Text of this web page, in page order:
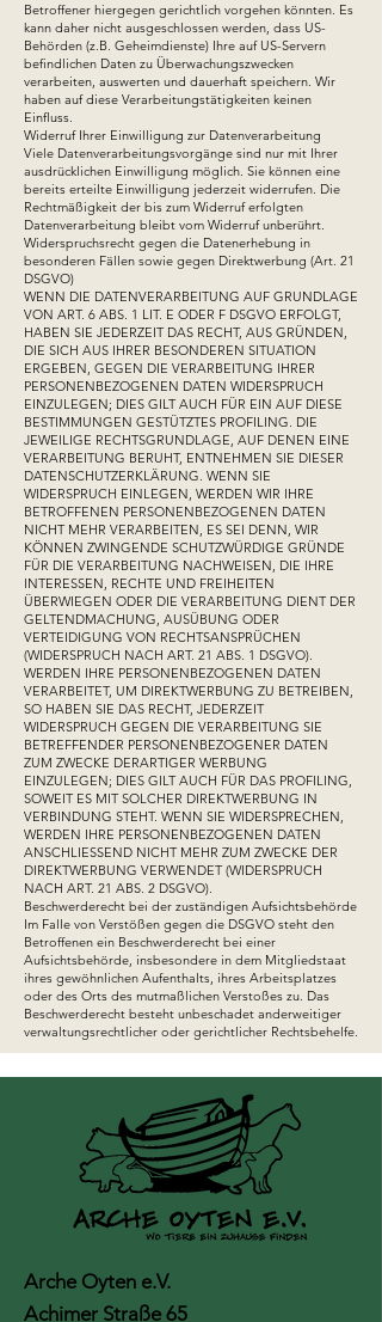
Betroffener hiergegen gerichtlich vorgehen könnten. Es
kann daher nicht ausgeschlossen werden, dass US-
Behörden (z.B. Geheimdienste) Ihre auf US-Servern
befindlichen Daten zu Überwachungszwecken
verarbeiten, auswerten und dauerhaft speichern. Wir
haben auf diese Verarbeitungstätigkeiten keinen
Einfluss.
Widerruf Ihrer Einwilligung zur Datenverarbeitung
Viele Datenverarbeitungsvorgänge sind nur mit Ihrer
ausdrücklichen Einwilligung möglich. Sie können eine
bereits erteilte Einwilligung jederzeit widerrufen. Die
Rechtmäßigkeit der bis zum Widerruf erfolgten
Datenverarbeitung bleibt vom Widerruf unberührt.
Widerspruchsrecht gegen die Datenerhebung in
besonderen Fällen sowie gegen Direktwerbung (Art. 21
DSGVO)
WENN DIE DATENVERARBEITUNG AUF GRUNDLAGE
VON ART. 6 ABS. 1 LIT. E ODER F DSGVO ERFOLGT,
HABEN SIE JEDERZEIT DAS RECHT, AUS GRÜNDEN,
DIE SICH AUS IHRER BESONDEREN SITUATION
ERGEBEN, GEGEN DIE VERARBEITUNG IHRER
PERSONENBEZOGENEN DATEN WIDERSPRUCH
EINZULEGEN; DIES GILT AUCH FÜR EIN AUF DIESE
BESTIMMUNGEN GESTÜTZTES PROFILING. DIE
JEWEILIGE RECHTSGRUNDLAGE, AUF DENEN EINE
VERARBEITUNG BERUHT, ENTNEHMEN SIE DIESER
DATENSCHUTZERKLÄRUNG. WENN SIE
WIDERSPRUCH EINLEGEN, WERDEN WIR IHRE
BETROFFENEN PERSONENBEZOGENEN DATEN
NICHT MEHR VERARBEITEN, ES SEI DENN, WIR
KÖNNEN ZWINGENDE SCHUTZWÜRDIGE GRÜNDE
FÜR DIE VERARBEITUNG NACHWEISEN, DIE IHRE
INTERESSEN, RECHTE UND FREIHEITEN
ÜBERWIEGEN ODER DIE VERARBEITUNG DIENT DER
GELTENDMACHUNG, AUSÜBUNG ODER
VERTEIDIGUNG VON RECHTSANSPRÜCHEN
(WIDERSPRUCH NACH ART. 21 ABS. 1 DSGVO).
WERDEN IHRE PERSONENBEZOGENEN DATEN
VERARBEITET, UM DIREKTWERBUNG ZU BETREIBEN,
SO HABEN SIE DAS RECHT, JEDERZEIT
WIDERSPRUCH GEGEN DIE VERARBEITUNG SIE
BETREFFENDER PERSONENBEZOGENER DATEN
ZUM ZWECKE DERARTIGER WERBUNG
EINZULEGEN; DIES GILT AUCH FÜR DAS PROFILING,
SOWEIT ES MIT SOLCHER DIREKTWERBUNG IN
VERBINDUNG STEHT. WENN SIE WIDERSPRECHEN,
WERDEN IHRE PERSONENBEZOGENEN DATEN
ANSCHLIESSEND NICHT MEHR ZUM ZWECKE DER
DIREKTWERBUNG VERWENDET (WIDERSPRUCH
NACH ART. 21 ABS. 2 DSGVO).
Beschwerde­recht bei der zuständigen Aufsichts­behörde
Im Falle von Verstößen gegen die DSGVO steht den
Betroffenen ein Beschwerderecht bei einer
Aufsichtsbehörde, insbesondere in dem Mitgliedstaat
ihres gewöhnlichen Aufenthalts, ihres Arbeitsplatzes
oder des Orts des mutmaßlichen Verstoßes zu. Das
Beschwerderecht besteht unbeschadet anderweitiger
verwaltungsrechtlicher oder gerichtlicher Rechtsbehelfe.
Arche Oyten e.V.
Achimer Straße 65